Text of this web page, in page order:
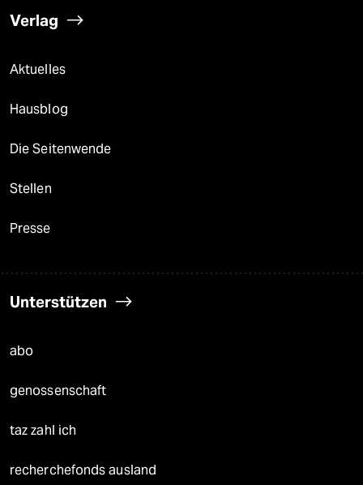
Verlag
Aktuelles
Hausblog
Die Seitenwende
Stellen
Presse
Unterstützen
abo
genossenschaft
taz zahl ich
recherchefonds ausland